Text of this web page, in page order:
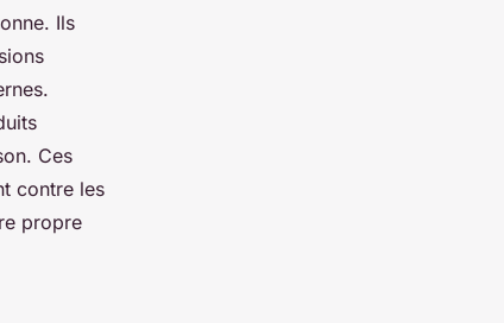
Ils
Ces
contre les
propre